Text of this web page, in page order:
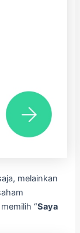
melainkan
“Saya